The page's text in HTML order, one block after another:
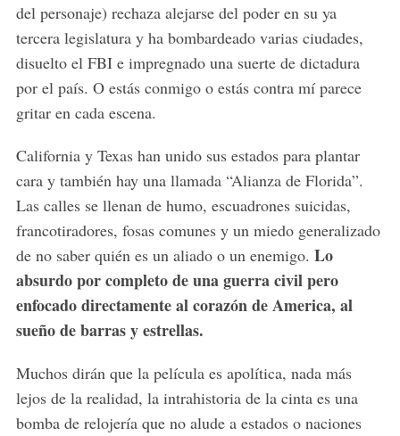
del personaje) rechaza alejarse del poder en su ya
tercera legislatura y ha bombardeado varias ciudades,
disuelto el FBI e impregnado una suerte de dictadura
por el país. O estás conmigo o estás contra mí parece
gritar en cada escena.
California y Texas han unido sus estados para plantar
cara y también hay una llamada “Alianza de Florida”.
Las calles se llenan de humo, escuadrones suicidas,
francotiradores, fosas comunes y un miedo generalizado
de no saber quién es un aliado o un enemigo. Lo
absurdo por completo de una guerra civil pero
enfocado directamente al corazón de America, al
sueño de barras y estrellas.
Muchos dirán que la película es apolítica, nada más
lejos de la realidad, la intrahistoria de la cinta es una
bomba de relojería que no alude a estados o naciones